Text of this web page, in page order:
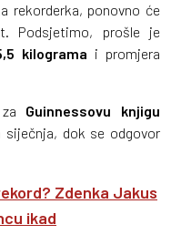
rekorderka, ponovno će
Podsjetimo, prošle je
kilograma i promjera
Guinnessovu
knjigu
siječnja, dok se odgovor
Zdenka Jakus
ikad